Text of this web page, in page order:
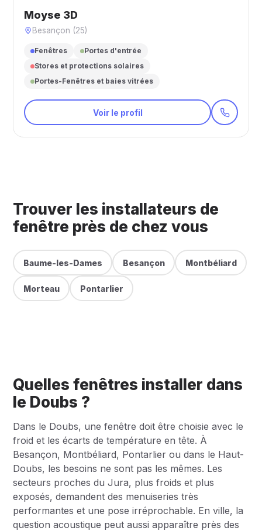
Moyse 3D
Besançon (25)
Fenêtres
Portes d'entrée
Stores et protections solaires
Portes-Fenêtres et baies vitrées
Voir le profil
Trouver les installateurs de
fenêtre près de chez vous
Baume-les-Dames Besançon Montbéliard
Morteau Pontarlier
Quelles fenêtres installer dans
le Doubs ?
Dans le Doubs, une fenêtre doit être choisie avec le
froid et les écarts de température en tête. À
Besançon, Montbéliard, Pontarlier ou dans le Haut-
Doubs, les besoins ne sont pas les mêmes. Les
secteurs proches du Jura, plus froids et plus
exposés, demandent des menuiseries très
performantes et une pose irréprochable. En ville, la
question acoustique peut aussi apparaître près des